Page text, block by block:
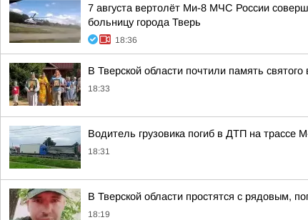
7 августа вертолёт Ми-8 МЧС России
больницу города Тверь
18:36
В Тверской области почтили память
18:33
Водитель грузовика погиб в ДТП на трассе
18:31
В Тверской области простятся с рядовым,
18:19